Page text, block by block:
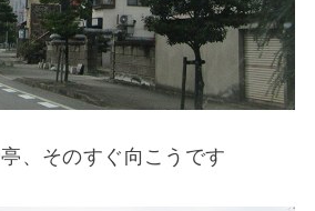
、そのすぐ向こうです